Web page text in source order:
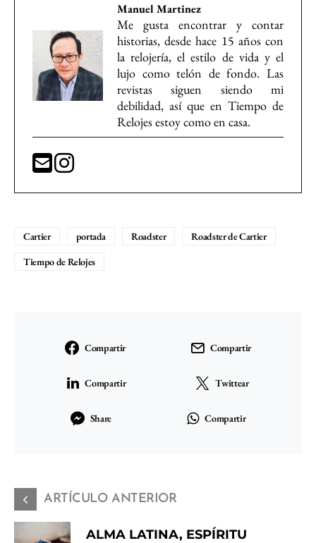
Manuel Martinez
Me gusta encontrar y contar
historias, desde hace 15 años con
la relojería, el estilo de vida y el
lujo como telón de fondo. Las
revistas siguen siendo mi
debilidad, así que en Tiempo de
Relojes estoy como en casa.
Cartier portada Roadster
Roadster de Cartier
Tiempo de Relojes
Compartir Compartir
Compartir Twittear
Share Compartir
ARTÍCULO ANTERIOR
ALMA LATINA, ESPÍRITU